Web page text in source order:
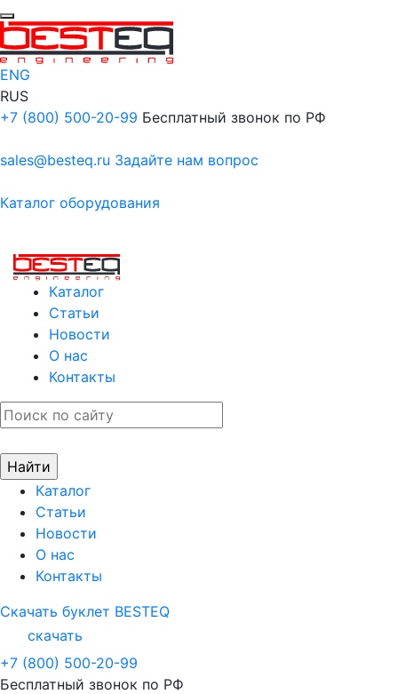
ENG
RUS
+7 (800) 500-20-99 Бесплатный звонок по РФ
sales@besteq.ru Задайте нам вопрос
Каталог оборудования
Каталог
Статьи
Новости
О нас
Контакты
Каталог
Статьи
Новости
О нас
Контакты
Скачать буклет BESTEQ
скачать
+7 (800) 500-20-99
Бесплатный звонок по РФ